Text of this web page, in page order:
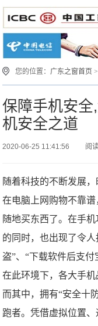
您的位置： 广东之窗首页
保障手机安
机安全之道
2020-06-25 11:41:56 阅
随着科技的不断发展
在电脑上网购物不靠
随地买东西了。在手
的同时，也出现了令
盗”、“下载软件后支付
在此环境下，各大手机
而其中，拥有“安全十
跑者。凭借虚拟位置